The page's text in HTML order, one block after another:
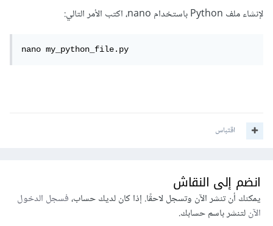
لإنشاء ملف Python باستخدام nano، اكتب الأمر التالي:
nano my_python_file.py
اقتباس
انضم إلى النقاش
يمكنك أن تنشر الآن وتسجل لاحقًا. إذا كان لديك حساب،فسجل الدخول
الآنلتنشر باسم حسابك.